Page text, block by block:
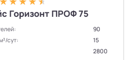
Горизонт ПРОФ 75
90
сут:
15
2800